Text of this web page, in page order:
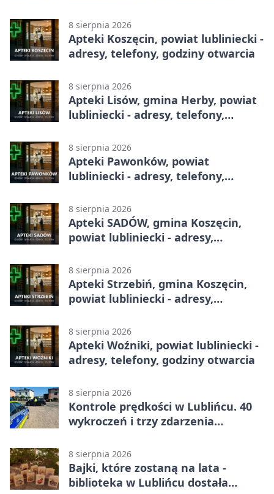
8 sierpnia 2026
Apteki Koszęcin, powiat lubliniecki -
adresy, telefony, godziny otwarcia
8 sierpnia 2026
Apteki Lisów, gmina Herby, powiat
lubliniecki - adresy, telefony,
8 sierpnia 2026
Apteki Pawonków, powiat
lubliniecki - adresy, telefony,
8 sierpnia 2026
Apteki SADÓW, gmina Koszęcin,
powiat lubliniecki - adresy,
8 sierpnia 2026
Apteki Strzebiń, gmina Koszęcin,
powiat lubliniecki - adresy,
8 sierpnia 2026
Apteki Woźniki, powiat lubliniecki -
adresy, telefony, godziny otwarcia
8 sierpnia 2026
Kontrole prędkości w Lublińcu. 40
wykroczeń i trzy zdarzenia
8 sierpnia 2026
Bajki, które zostaną na lata -
biblioteka w Lublińcu dostała